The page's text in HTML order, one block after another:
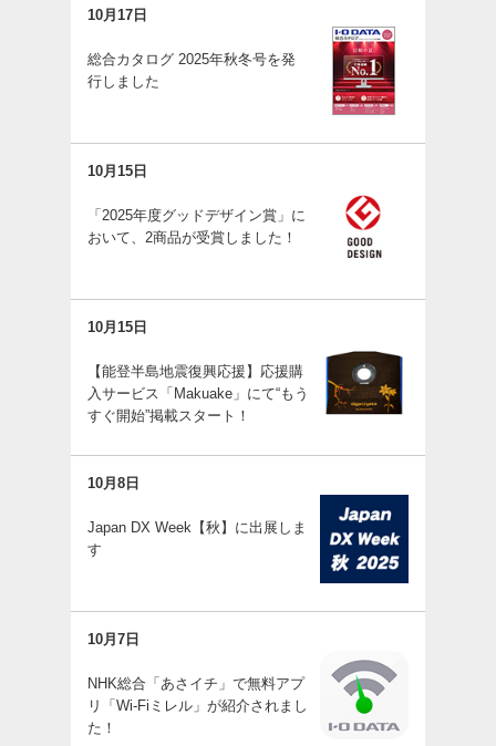
10月17日
総合カタログ 2025年秋冬号を発
行しました
10月15日
「2025年度グッドデザイン賞」に
おいて、2商品が受賞しました！
10月15日
【能登半島地震復興応援】応援購
入サービス「Makuake」にて“もう
すぐ開始”掲載スタート！
10月8日
Japan DX Week【秋】に出展しま
す
10月7日
NHK総合「あさイチ」で無料アプ
リ「Wi-Fiミレル」が紹介されまし
た！